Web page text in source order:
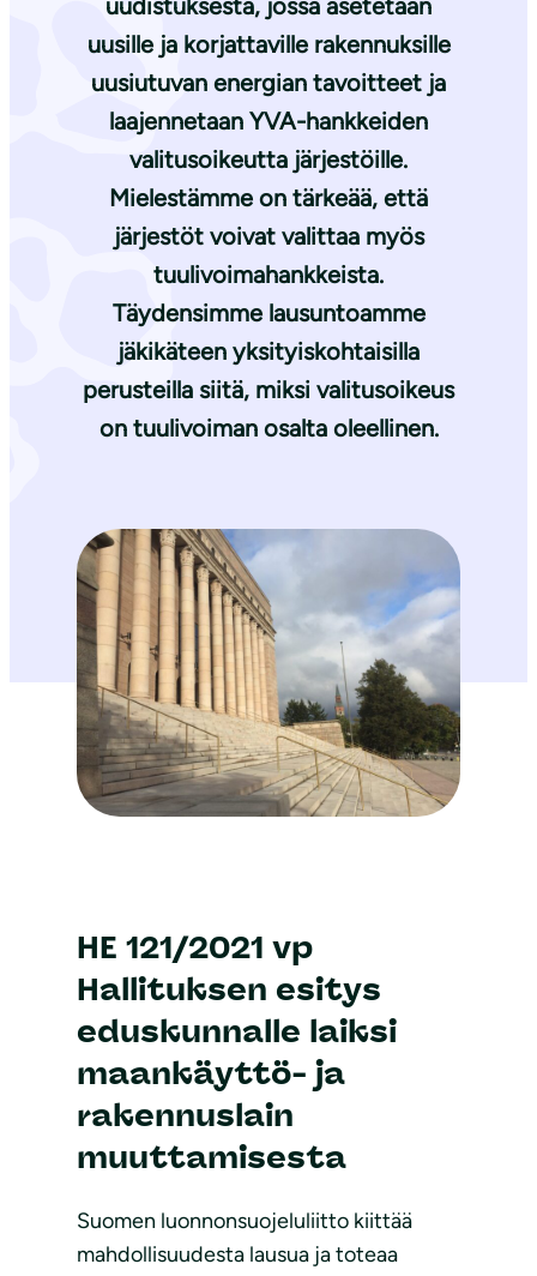
uudistuksesta, jossa asetetaan
uusille ja korjattaville rakennuksille
uusiutuvan energian tavoitteet ja
laajennetaan YVA-hankkeiden
valitusoikeutta järjestöille.
Mielestämme on tärkeää, että
järjestöt voivat valittaa myös
tuulivoimahankkeista.
Täydensimme lausuntoamme
jäkikäteen yksityiskohtaisilla
perusteilla siitä, miksi valitusoikeus
on tuulivoiman osalta oleellinen.
HE 121/2021 vp
Hallituksen esitys
eduskunnalle laiksi
maankäyttö- ja
rakennuslain
muuttamisesta
Suomen luonnonsuojeluliitto kiittää
mahdollisuudesta lausua ja toteaa